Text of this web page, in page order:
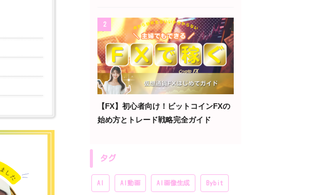
2
【FX】初心者向け！ビットコインFXの
始め方とトレード戦略完全ガイド
タグ
AI AI動画 AI画像生成 Bybit